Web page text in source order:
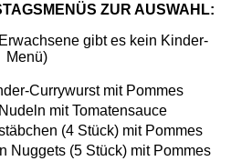
ZUR AUSWAHL:
gibt es kein Kinder-
Menü)
Currywurst mit Pommes
Nudeln mit Tomatensauce
(4 Stück) mit Pommes
Nuggets (5 Stück) mit Pommes